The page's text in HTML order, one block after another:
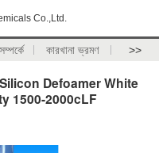
Co.,Ltd.
কারখানা ভ্রমণ >>
Defoamer White
1500-2000cLF